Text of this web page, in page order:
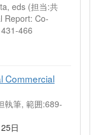
eds (担当:共
Report: Co-
466
Commercial
執筆, 範囲:689-
日